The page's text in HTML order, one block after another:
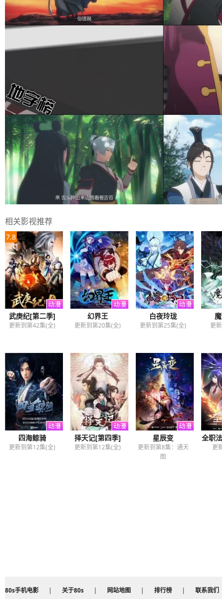
相关影视推荐
7.8
武庚纪[第二季]
更新到第42集(全)
幻界王
更新到第20集(全)
白夜玲珑
更新到第25集(全) 更
四海鲸骑
更新到第12集(全)
择天记[第四季]
更新到第12集(全)
星辰变
更新到第8集：通天
图
全职
更
80s手机电影 | 关于80s | 网站地图 | 排行榜 |
联系我们